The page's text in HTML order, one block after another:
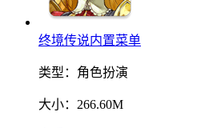
终境传说内置菜单
类型： 角色扮演
大小： 266.60M